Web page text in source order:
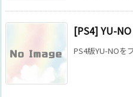
[PS4] YU-
PS4版YU-NOを